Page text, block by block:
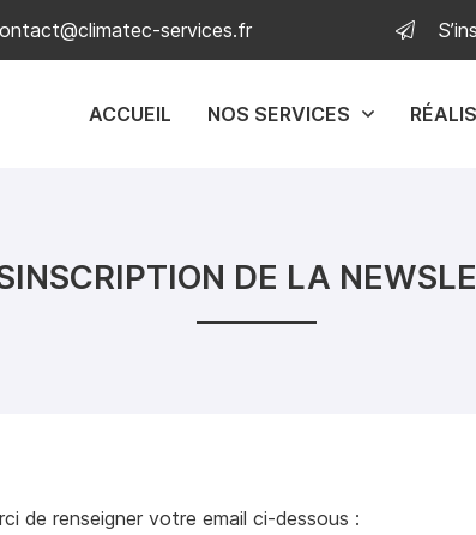
ACCUEIL NOS SERVICES
DE LA
de renseigner votre email ci-dessous :